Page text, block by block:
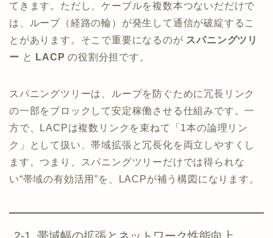
てきます。ただし、ケーブルを複数本つないだだけで
は、ループ（経路の輪）が発生して通信が破綻するこ
とがあります。そこで重要になるのが スパニングツリ
ー と LACP の役割分担です。
スパニングツリーは、ループを防ぐために冗長リンク
の一部をブロックして安定稼働させる仕組みです。一
方で、LACPは複数リンクを束ねて「1本の論理リン
ク」として扱い、帯域拡張と冗長化を両立しやすくし
ます。つまり、スパニングツリーだけでは得られな
い“帯域の有効活用”を、LACPが補う構図になります。